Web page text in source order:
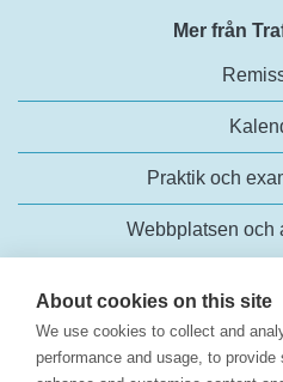
About cookies on this site
We use cookies to collect and
performance and usage, to
Mer från
Praktik och
Webbplatsen och